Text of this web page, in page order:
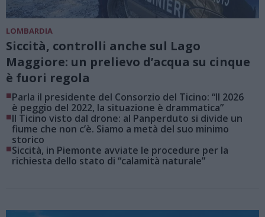
LOMBARDIA
Siccità, controlli anche sul Lago
Maggiore: un prelievo d’acqua su cinque
è fuori regola
■Parla il presidente del Consorzio del Ticino: “Il 2026
è peggio del 2022, la situazione è drammatica”
■Il Ticino visto dal drone: al Panperduto si divide un
fiume che non c’è. Siamo a metà del suo minimo
storico
■Siccità, in Piemonte avviate le procedure per la
richiesta dello stato di “calamità naturale”